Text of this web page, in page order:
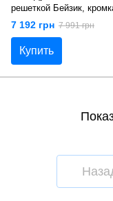
решеткой Бейзик,
нержавеющей стали,
вертикальный выпуск,
650 мм. CH 650/S40 ВN 1
7 192 грн 7 991 грн
Купить